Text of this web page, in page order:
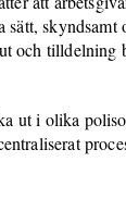
sätt, skyndsamt
och tilldelning
ut i olika